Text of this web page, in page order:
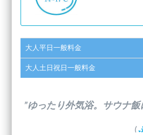
大人平日一般料金
大人土日祝日一般料金
”ゆったり外気浴。サウナ
(